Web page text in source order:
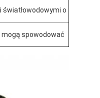
światłowodowymi o
spowodować